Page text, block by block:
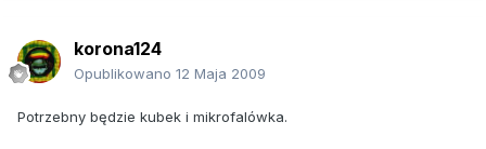
korona124
Opublikowano 12 Maja 2009
Potrzebny będzie kubek i mikrofalówka.